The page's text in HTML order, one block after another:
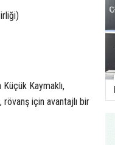
Kaymaklı,
rövanş için avantajlı bir